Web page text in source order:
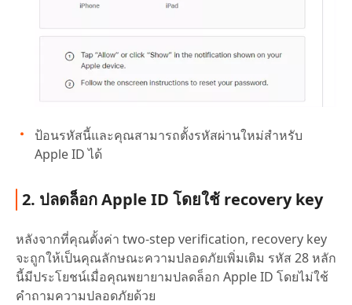
ป้อนรหัสนี้และคุณสามารถตั้งรหัสผ่านใหม่สำหรับ
Apple ID ได้
2. ปลดล็อก Apple ID โดยใช้ recovery key
หลังจากที่คุณตั้งค่า two-step verification, recovery key
จะถูกให้เป็นคุณลักษณะความปลอดภัยเพิ่มเติม รหัส 28 หลัก
นี้มีประโยชน์เมื่อคุณพยายามปลดล็อก Apple ID โดยไม่ใช้
คำถามความปลอดภัยด้วย